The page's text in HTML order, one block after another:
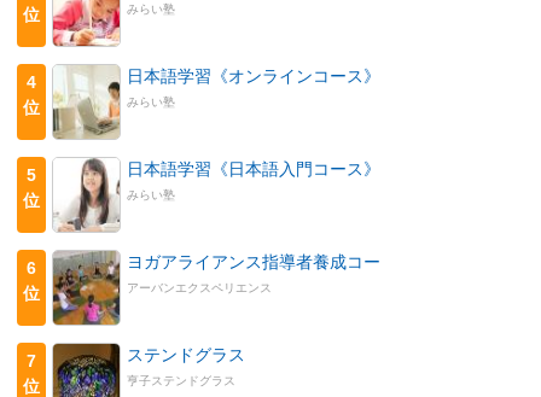
位
みらい塾
4
位
日本語学習《オンラインコース》
みらい塾
5
位
日本語学習《日本語入門コース》
みらい塾
6
位
ヨガアライアンス指導者養成コー
アーバンエクスペリエンス
7
位
ステンドグラス
亨子ステンドグラス